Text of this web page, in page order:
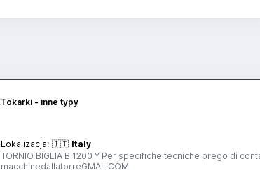
Tokarki - inne typy
Lokalizacja: 🇮🇹 Italy
TORNIO BIGLIA B 1200 Y Per specifiche tecniche prego di
macchinedallatorreGMAILCOM